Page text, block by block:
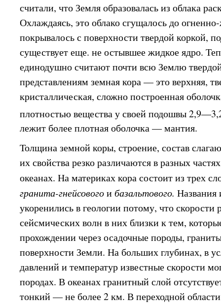
считали, что Земля образовалась из облака
Охлаждаясь, это облако сгущалось до
покрывалось с поверхности твердой коркой,
существует еще. не остывшее жидкое ядро.
единодушно считают почти всю Землю
представлениям земная кора — это верхняя,
кристаллическая, сложно построенная
плотностью вещества у своей подошвы
лежит более плотная оболочка — мантия.
Толщина земной коры, строение, состав
их свойства резко различаются в разных
океанах. На материках кора состоит из трех
гранита-гнейсовогоибазальтового.
укоренились в геологии потому, что скорости
сейсмических волн в них близки к тем,
прохождении через осадочные породы,
поверхности Земли. На больших глубинах, в
давлений и температур известные скорости
породах. В океанах гранитный слой
тонкий — не более 2 км. В переходной